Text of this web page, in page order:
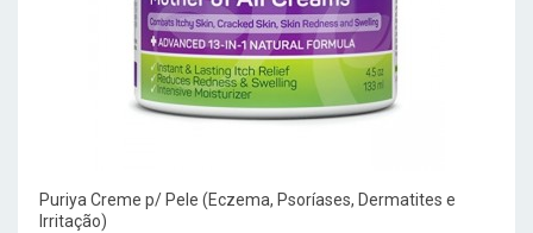
Puriya Creme p/ Pele (Eczema, Psoríases, Dermatites e
Irritação)